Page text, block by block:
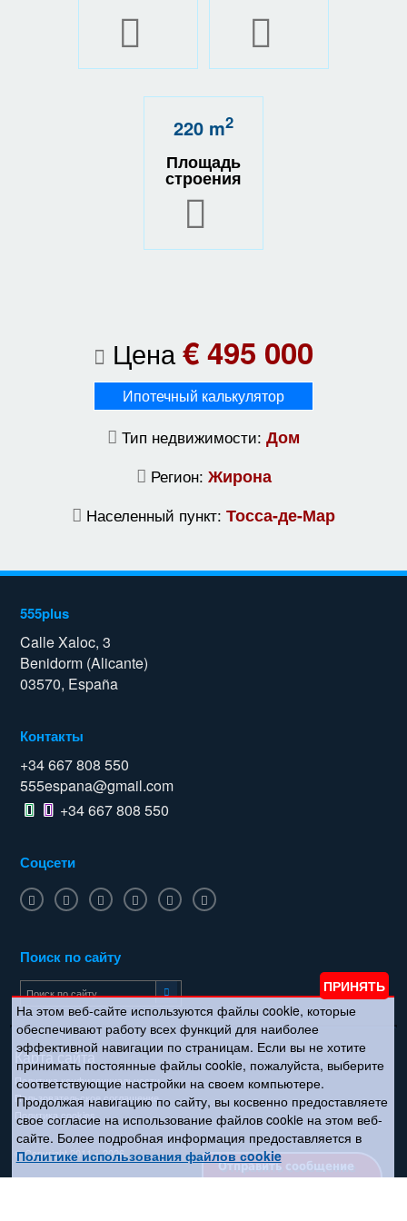
220 m2
Площадь
строения
Цена€ 495 000
Ипотечный калькулятор
Тип недвижимости: Дом
Регион: Жирона
Населенный пункт: Тосса-де-Мар
555plus
Calle Xaloc, 3
Benidorm (Alicante)
03570, España
Контакты
+34 667 808 550
555espana@gmail.com
+34 667 808 550
Соцсети
Поиск по сайту
Карта сайта
Политика конфиденциальности
Пользовательское соглашение
© Copyright 2011 – 2026
Создание сайта
Отправить сообщение
На этом веб-сайте используются файлы cookie, которые
обеспечивают работу всех функций для наиболее
эффективной навигации по страницам. Если вы не хотите
принимать постоянные файлы cookie, пожалуйста, выберите
соответствующие настройки на своем компьютере.
Продолжая навигацию по сайту, вы косвенно предоставляете
свое согласие на использование файлов cookie на этом веб-
сайте. Более подробная информация предоставляется в
Политике использования файлов сookie